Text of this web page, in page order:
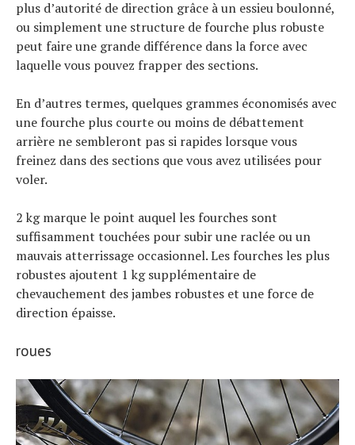
plus d’autorité de direction grâce à un essieu boulonné,
ou simplement une structure de fourche plus robuste
peut faire une grande différence dans la force avec
laquelle vous pouvez frapper des sections.
En d’autres termes, quelques grammes économisés avec
une fourche plus courte ou moins de débattement
arrière ne sembleront pas si rapides lorsque vous
freinez dans des sections que vous avez utilisées pour
voler.
2 kg marque le point auquel les fourches sont
suffisamment touchées pour subir une raclée ou un
mauvais atterrissage occasionnel. Les fourches les plus
robustes ajoutent 1 kg supplémentaire de
chevauchement des jambes robustes et une force de
direction épaisse.
roues